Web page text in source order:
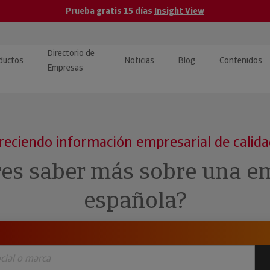
Prueba gratis 15 días Insight View
y ERP
· Recuperación de
Directorio de
Empresas
Noticias Blog Contenidos
Pública
Investigada
información empresarial de
saber más sobre una
española?